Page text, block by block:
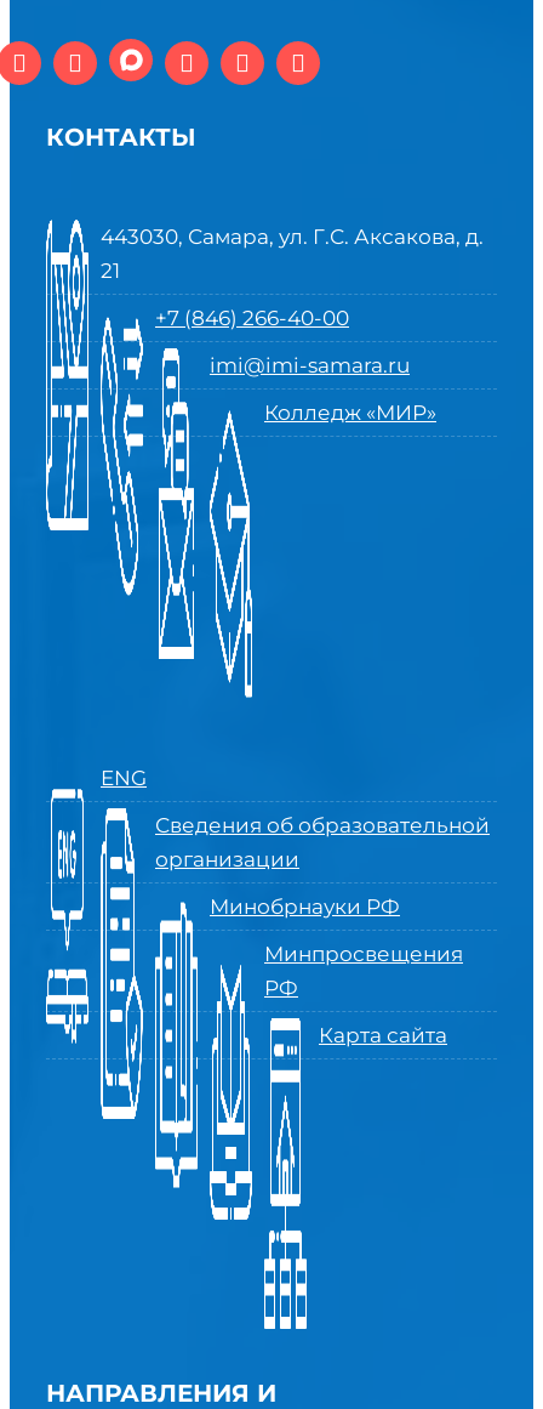
КОНТАКТЫ
443030, Самара, ул. Г.С. Аксакова, д.
21
+7 (846) 266-40-00
imi@imi-samara.ru
Колледж «МИР»
ENG
Сведения об образовательной
организации
Минобрнауки РФ
Минпросвещения
РФ
Карта сайта
НАПРАВЛЕНИЯ И